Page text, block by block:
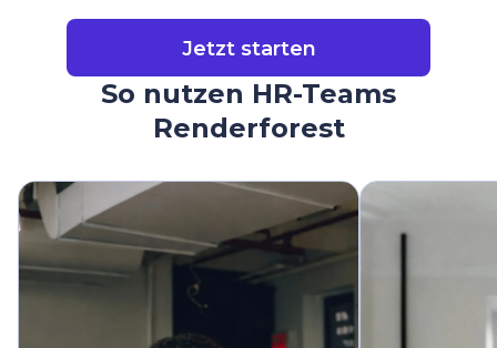
Jetzt starten
So nutzen HR-Teams
Renderforest